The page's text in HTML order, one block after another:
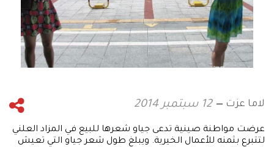
لاما عزت 12 سبتمبر 2014
عرضت مواطنة صينية تدعى جياو شعرها للبيع في المزاد العلني
لتتبرع بثمنه للأعمال الخيرية. ويبلغ طول شعر جياو التي تعيش